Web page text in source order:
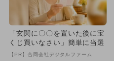
「玄関に〇〇を置いた後に宝
くじ買いなさい」簡単に当選
【PR】合同会社デジタルファーム